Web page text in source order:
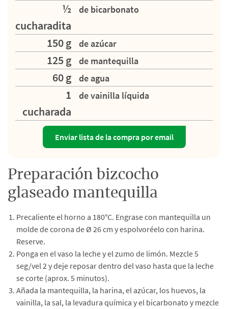
½
cucharadita
de bicarbonato
150 g de azúcar
125 g de mantequilla
60 g de agua
1
cucharada
de vainilla líquida
Enviar lista de la compra por email
Preparación bizcocho
glaseado mantequilla
Precaliente el horno a 180°C. Engrase con mantequilla un
molde de corona de Ø 26 cm y espolvoréelo con harina.
Reserve.
Ponga en el vaso la leche y el zumo de limón. Mezcle 5
seg/vel 2 y deje reposar dentro del vaso hasta que la leche
se corte (aprox. 5 minutos).
Añada la mantequilla, la harina, el azúcar, los huevos, la
vainilla, la sal, la levadura química y el bicarbonato y mezcle